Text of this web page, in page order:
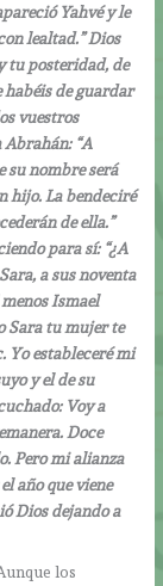
Yahvé y le
lealtad.” Dios
tu posteridad, de
habéis de guardar
vuestros
“A
su nombre será
hijo. La bendeciré
de ella.”
para sí: “¿A
a sus noventa
Ismael
Sara tu mujer te
Yo estableceré mi
y el de su
Voy a
Doce
Pero mi alianza
año que viene
Dios dejando a
los